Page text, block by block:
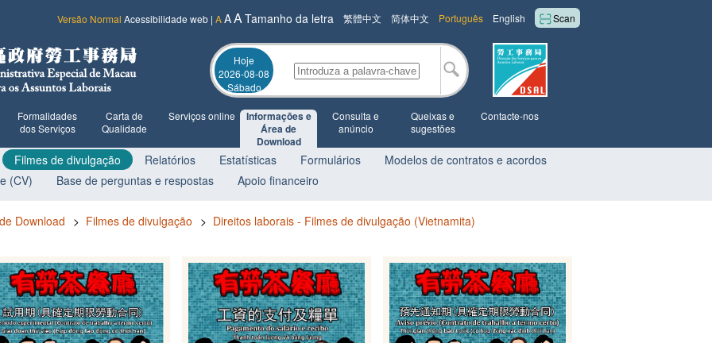
Scan
English
Português
简体中文
繁體中文
Versão Normal Acessibilidade web | AAATamanho da letra
Hoje
2026-08-08
Sábado
Formalidades
dos Serviços
Carta de
Qualidade
Serviços online
Informações e
Área de
Download
Filmes de divulgação Relatórios Estatísticas Formulários
Modelos de contratos e acordos
(CV)
Base de perguntas e respostas Apoio financeiro
Consulta e
anúncio
Queixas e
sugestões
Contacte-nos
Download > Filmes de divulgação > Direitos laborais - Filmes de divulgação (Vietnamita)